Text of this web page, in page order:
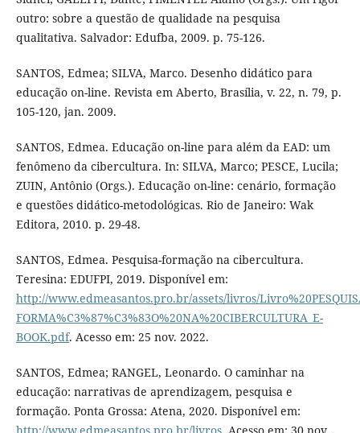
outro: sobre a questão de qualidade na pesquisa
qualitativa. Salvador: Edufba, 2009. p. 75-126.
SANTOS, Edmea; SILVA, Marco. Desenho didático para
educação on-line. Revista em Aberto, Brasília, v. 22, n. 79, p.
105-120, jan. 2009.
SANTOS, Edmea. Educação on-line para além da EAD: um
fenômeno da cibercultura. In: SILVA, Marco; PESCE, Lucila;
ZUIN, Antônio (Orgs.). Educação on-line: cenário, formação
e questões didático-metodológicas. Rio de Janeiro: Wak
Editora, 2010. p. 29-48.
SANTOS, Edmea. Pesquisa-formação na cibercultura.
Teresina: EDUFPI, 2019. Disponível em:
http://www.edmeasantos.pro.br/assets/livros/
FORMA%C3%87%C3%83O%20NA%20CIBERCULTURA_E-
BOOK.pdf. Acesso em: 25 nov. 2022.
SANTOS, Edmea; RANGEL, Leonardo. O caminhar na
educação: narrativas de aprendizagem, pesquisa e
formação. Ponta Grossa: Atena, 2020. Disponível em: